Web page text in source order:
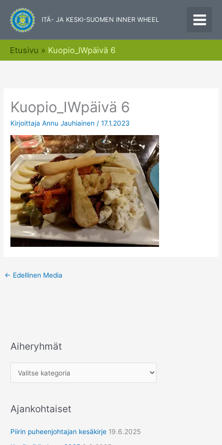
sisältöön
ITÄ- JA KESKI-SUOMEN INNER WHEEL
Etusivu Kuopio_IWpäivä 6
Kuopio_IWpäivä 6
KirjoittajaAnnu Jauhiainen /17.1.2023
← Edellinen Media
Aiheryhmät
A
e
y
Ajankohtaiset
Piirin puheenjohtajan kesäkirje 19.6.2025